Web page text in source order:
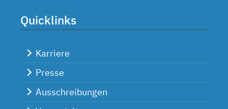
Quicklinks
Karriere
Presse
Ausschreibungen